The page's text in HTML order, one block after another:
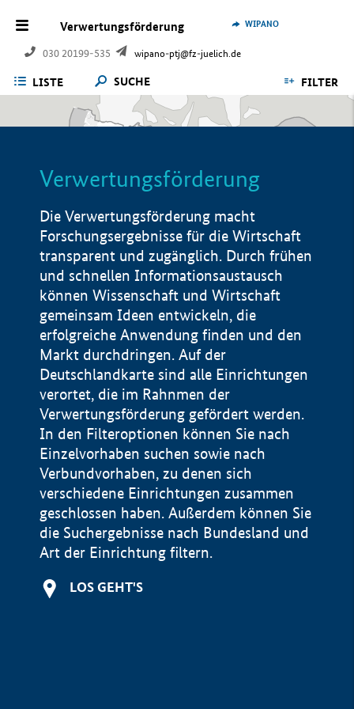
Verwertungsförderung
030 20199-535 wipano-ptj@fz-juelich.de
WIPANO
LISTE SUCHE FILTER
Verwertungsförderung
Die Verwertungsförderung macht
Forschungsergebnisse für die Wirtschaft
transparent und zugänglich. Durch frühen
und schnellen Informationsaustausch
können Wissenschaft und Wirtschaft
gemeinsam Ideen entwickeln, die
erfolgreiche Anwendung finden und den
Markt durchdringen. Auf der
Deutschlandkarte sind alle Einrichtungen
verortet, die im Rahnmen der
Verwertungsförderung gefördert werden.
In den Filteroptionen können Sie nach
Einzelvorhaben suchen sowie nach
Verbundvorhaben, zu denen sich
verschiedene Einrichtungen zusammen
geschlossen haben. Außerdem können Sie
die Suchergebnisse nach Bundesland und
Art der Einrichtung filtern.
LOS GEHT'S